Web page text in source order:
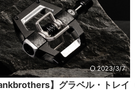
2023/3/7
】グラベル・トレイ